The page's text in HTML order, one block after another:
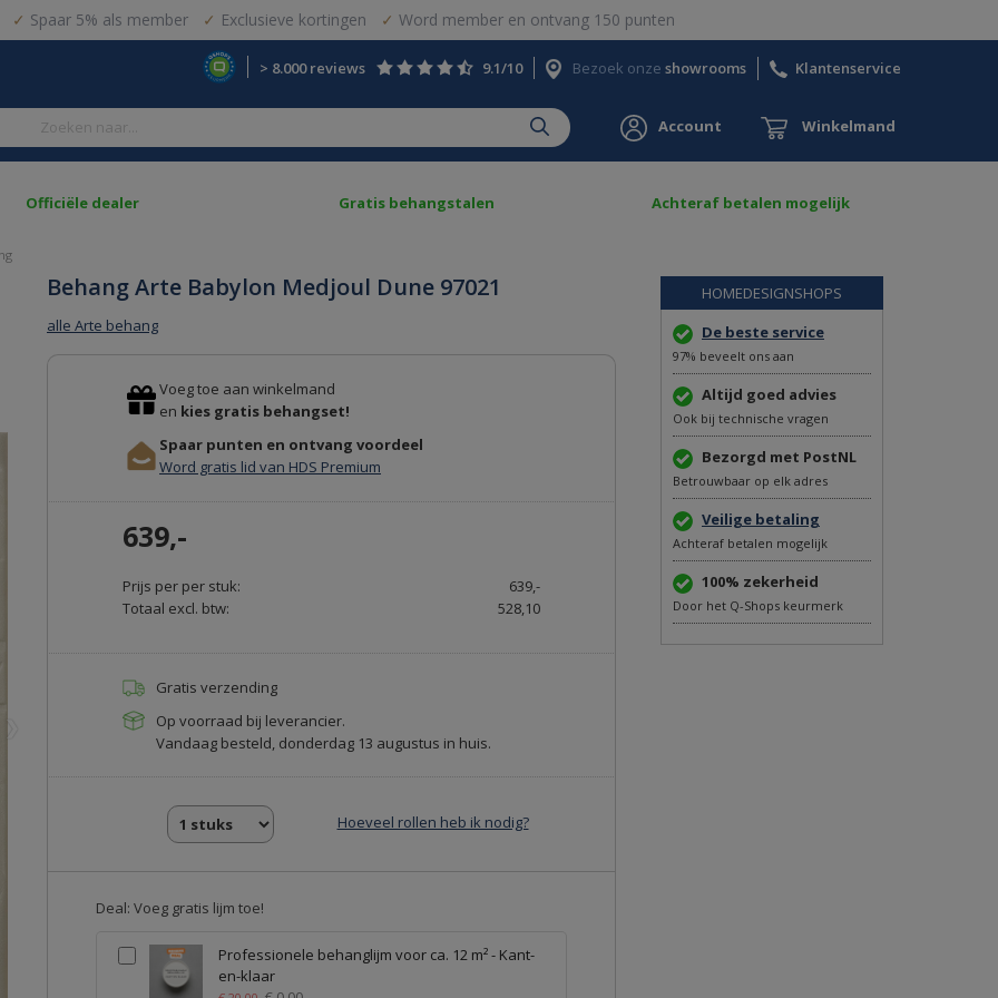
Spaar 5% als member Exclusieve kortingen Word member en ontvang 150 punten
> 8.000 reviews 9.1/10 Bezoek onze showrooms Klantenservice
Account Winkelmand
Officiële dealer Gratis behangstalen Achteraf betalen mogelijk
Behang Arte Babylon Medjoul Dune 97021
alle Arte behang
Voeg toe aan winkelmand
en kies gratis behangset!
Spaar punten en ontvang voordeel
Word gratis lid van HDS Premium
639,-
Prijs per per stuk:
639,-
Totaal excl. btw:
528,10
Gratis verzending
Op voorraad bij leverancier.
Vandaag besteld, donderdag 13 augustus in huis.
Hoeveel rollen heb ik nodig?
Deal: Voeg gratis lijm toe!
Professionele behanglijm voor ca. 12 m² - Kant-
en-klaar
HOMEDESIGNSHOPS
De beste service
97% beveelt ons aan
Altijd goed advies
Ook bij technische vragen
Bezorgd met PostNL
Betrouwbaar op elk adres
Veilige betaling
Achteraf betalen mogelijk
100% zekerheid
Door het Q-Shops keurmerk